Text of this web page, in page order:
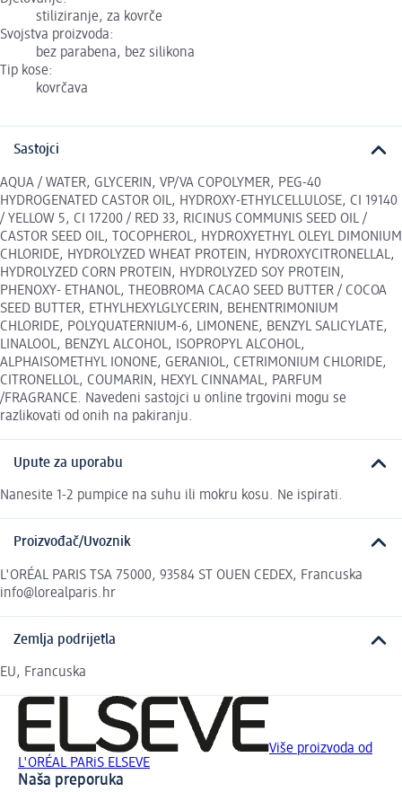
stiliziranje, za kovrče
Svojstva proizvoda:
bez parabena, bez silikona
Tip kose:
kovrčava
Sastojci
AQUA / WATER, GLYCERIN, VP/VA COPOLYMER, PEG-40
HYDROGENATED CASTOR OIL, HYDROXY-ETHYLCELLULOSE, CI 19140
/ YELLOW 5, CI 17200 / RED 33, RICINUS COMMUNIS SEED OIL /
CASTOR SEED OIL, TOCOPHEROL, HYDROXYETHYL OLEYL DIMONIUM
CHLORIDE, HYDROLYZED WHEAT PROTEIN, HYDROXYCITRONELLAL,
HYDROLYZED CORN PROTEIN, HYDROLYZED SOY PROTEIN,
PHENOXY- ETHANOL, THEOBROMA CACAO SEED BUTTER / COCOA
SEED BUTTER, ETHYLHEXYLGLYCERIN, BEHENTRIMONIUM
CHLORIDE, POLYQUATERNIUM-6, LIMONENE, BENZYL SALICYLATE,
LINALOOL, BENZYL ALCOHOL, ISOPROPYL ALCOHOL,
ALPHAISOMETHYL IONONE, GERANIOL, CETRIMONIUM CHLORIDE,
CITRONELLOL, COUMARIN, HEXYL CINNAMAL, PARFUM
/FRAGRANCE. Navedeni sastojci u online trgovini mogu se
razlikovati od onih na pakiranju.
Upute za uporabu
Nanesite 1-2 pumpice na suhu ili mokru kosu. Ne ispirati.
Proizvođač/Uvoznik
L'ORÉAL PARIS TSA 75000, 93584 ST OUEN CEDEX, Francuska
info@lorealparis.hr
Zemlja podrijetla
EU, Francuska
Više proizvoda od
L'ORÉAL PARiS ELSEVE
Naša preporuka